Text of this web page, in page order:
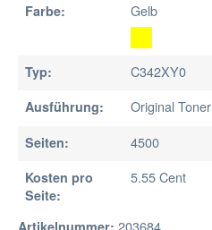
Farbe: Gelb
Typ: C342XY0
Ausführung: Original Toner
Seiten: 4500
Kosten pro
Seite:
5.55 Cent
Artikelnummer: 203684